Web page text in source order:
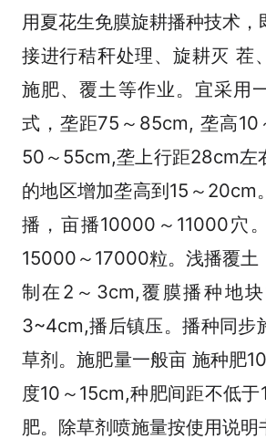
用夏花生免膜旋耕播种技术，
接进行秸秆处理、旋耕灭 茬
施肥、覆土等作业。宜采用
式，垄距75～85cm, 垄高10
50～55cm,垄上行距28cm左
的地区增加垄高到15～20cm
播，亩播10000～11000穴
15000～17000粒。浅播覆土
制在2～3cm,覆膜播种地
3~4cm,播后镇压。播种同步
草剂。施肥量一般亩 施种肥
度10～15cm,种肥间距不低
肥。除草剂喷施量按使用说明